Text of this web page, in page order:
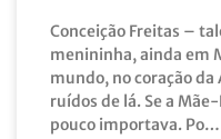
Conceição Freitas –
menininha, ainda em
mundo, no coração
ruídos de lá. Se a
pouco importava. Po…